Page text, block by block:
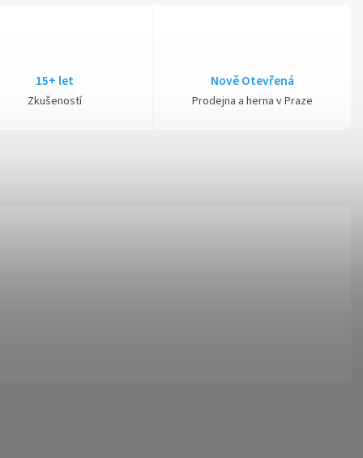
15+ let
Zkušeností
Nově Otevřená
Prodejna a herna v Praze